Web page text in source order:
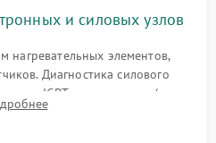
и силовых узлов
нагревательных элементов,
Диагностика силового
и IGBT-транзисторов (для
и газ-контроля (для газовых